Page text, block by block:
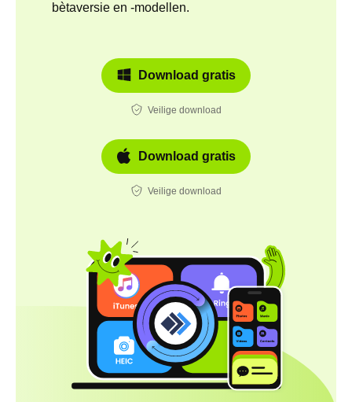
bètaversie en -modellen.
Download gratis
Veilige download
Download gratis
Veilige download